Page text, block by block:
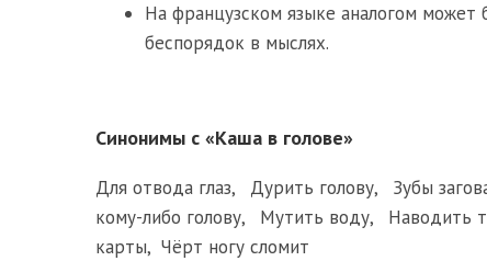
На французском языке аналогом
беспорядок в мыслях.
Синонимы с «Каша в голове»
Для отвода глаз, Дурить голову, Зубы
кому-либо голову, Мутить воду, Наводить
карты, Чёрт ногу сломит